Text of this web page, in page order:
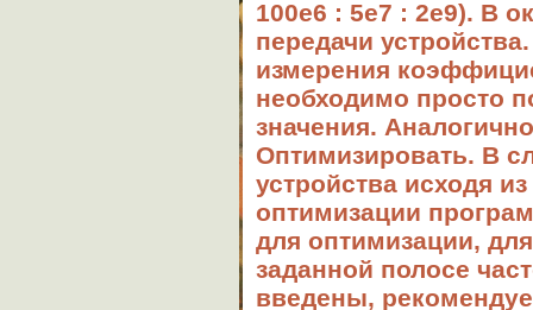
100е6 : 5е7 : 2е9). В
передачи
измерения
необходимо просто
значения.
Оптимизировать. В
устройства исходя
оптимизации
для оптимизации,
заданной полосе
введены,